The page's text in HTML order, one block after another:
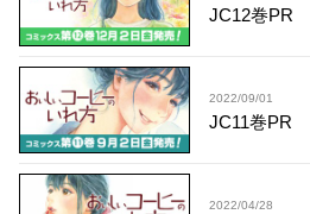
JC12巻PR
2022/09/01
JC11巻PR
2022/04/28